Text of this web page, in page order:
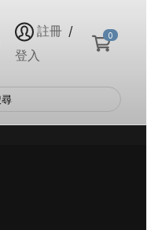
註冊 /
登入
0